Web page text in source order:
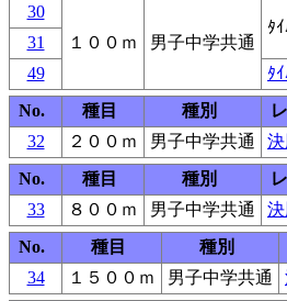
30
１００ｍ
男子中学共通
ﾀ
31
49
ﾀ
No.
種目 種別
32
２００ｍ 男子中学共通
No.
種目 種別
33
８００ｍ 男子中学共通
No.
種目 種別
34
１５００ｍ 男子中学共通